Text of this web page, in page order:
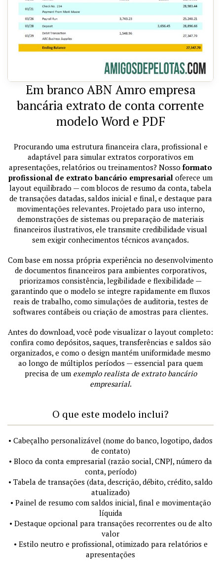
Em branco ABN Amro empresa
bancária extrato de conta corrente
modelo Word e PDF
Procurando uma estrutura financeira clara, profissional e
adaptável para simular extratos corporativos em
apresentações, relatórios ou treinamentos? Nosso formato
profissional de extrato bancário empresarial oferece um
layout equilibrado — com blocos de resumo da conta, tabela
de transações datadas, saldos inicial e final, e destaque para
movimentações relevantes. Projetado para uso interno,
demonstrações de sistemas ou preparação de materiais
financeiros ilustrativos, ele transmite credibilidade visual
sem exigir conhecimentos técnicos avançados.
Com base em nossa própria experiência no desenvolvimento
de documentos financeiros para ambientes corporativos,
priorizamos consistência, legibilidade e flexibilidade —
garantindo que o modelo se integre rapidamente em fluxos
reais de trabalho, como simulações de auditoria, testes de
softwares contábeis ou criação de amostras para clientes.
Antes do download, você pode visualizar o layout completo:
confira como depósitos, saques, transferências e saldos são
organizados, e como o design mantém uniformidade mesmo
ao longo de múltiplos períodos — essencial para quem
precisa de um exemplo realista de extrato bancário
empresarial.
O que este modelo inclui?
• Cabeçalho personalizável (nome do banco, logotipo, dados
de contato)
• Bloco da conta empresarial (razão social, CNPJ, número da
conta, período)
• Tabela de transações (data, descrição, débito, crédito, saldo
atualizado)
• Painel de resumo com saldos inicial, final e movimentação
líquida
• Destaque opcional para transações recorrentes ou de alto
valor
• Estilo neutro e profissional, otimizado para relatórios e
apresentações